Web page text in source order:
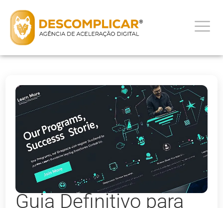
Guia Definitivo para